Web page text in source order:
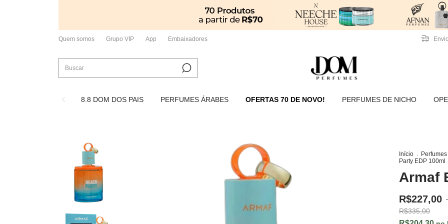
Quem somos Grupo VIP App Embaixadores
8.8 DOM DOS PAIS PERFUMES ÁRABES OFERTAS 70 DE NOVO! PERFUMES DE NICHO
Início
Party EDP 100ml
Armaf
R$227,00 -
R$335,00